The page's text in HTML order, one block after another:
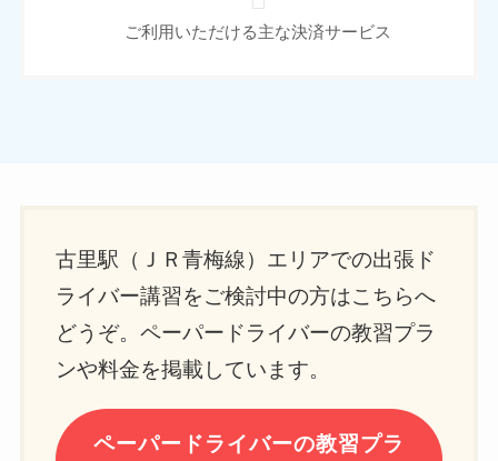
古里駅（ＪＲ青梅線）エリアでの出張ド
ライバー講習をご検討中の方はこちらへ
どうぞ。ペーパードライバーの教習プラ
ンや料金を掲載しています。